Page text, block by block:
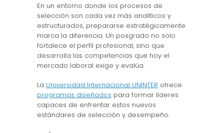
En un entorno donde los procesos de
selección son cada vez más analíticos y
estructurados, prepararse estratégicamente
marca la diferencia. Un posgrado no solo
fortalece el perfil profesional, sino que
desarrolla las competencias que hoy el
mercado laboral exige y evalúa.
La Universidad Internacional UNINTER ofrece
programas diseñados para formar líderes
capaces de enfrentar estos nuevos
estándares de selección y desempeño.